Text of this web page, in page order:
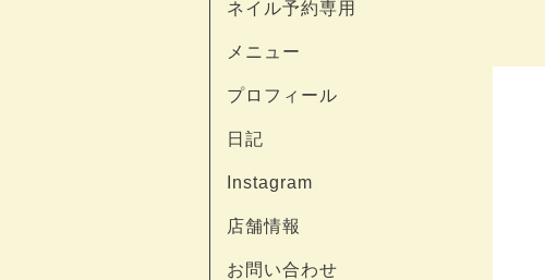
ネイル予約専用
メニュー
プロフィール
日記
Instagram
店舗情報
お問い合わせ